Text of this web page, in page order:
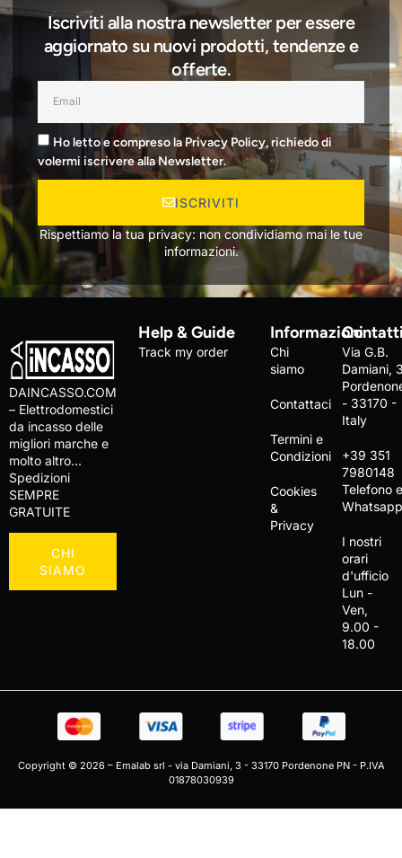
Iscriviti alla nostra newsletter per essere
aggiornato su nuovi prodotti, tendenze e
offerte.
Ho letto e compreso la Privacy Policy, richiedo di
volermi iscrivere alla Newsletter.
ISCRIVITI
Rispettiamo la tua privacy: non condividiamo mai le tue
informazioni.
DAINCASSO.COM
– Elettrodomestici
da incasso delle
migliori marche e
molto altro…
Spedizioni
SEMPRE
GRATUITE
CHI
SIAMO
Help & Guide
Track my order
Informazioni
Chi
siamo
Contattaci
Termini e
Condizioni
Cookies
&
Privacy
Via G.B.
Damiani,
- 33170 -
Italy
+39 351
7980148
Telefono
I nostri
orari
d'ufficio
Lun -
Ven,
9.00 -
18.00
Copyright © 2026 – Emalab srl - via Damiani, 3 - 33170 Pordenone PN - P.IVA
01878030939